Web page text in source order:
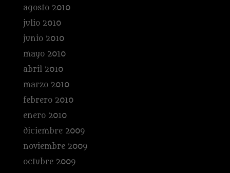
agosto 2010
julio 2010
junio 2010
mayo 2010
abril 2010
marzo 2010
febrero 2010
enero 2010
diciembre 2009
noviembre 2009
octubre 2009